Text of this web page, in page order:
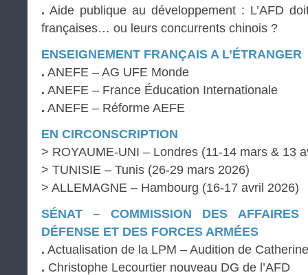
. Aide publique au développement : L’AFD
françaises… ou leurs concurrents chinois ?
ENSEIGNEMENT FRANÇAIS A L’ÉTRANGER
. ANEFE – AG UFE Monde
. ANEFE – France Éducation Internationale
. ANEFE – Réforme AEFE
EN CIRCONSCRIPTION
> ROYAUME-UNI – Londres (11-14 mars & 13
> TUNISIE – Tunis (26-29 mars 2026)
> ALLEMAGNE – Hambourg (16-17 avril 2026)
SÉNAT – COMMISSION DES
DÉFENSE ET DES FORCES ARMÉES
. Actualisation de la LPM – Audition de
. Christophe Lecourtier nouveau DG de l’AFD